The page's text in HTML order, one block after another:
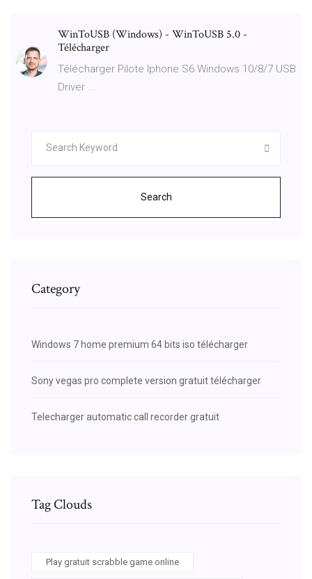
WinToUSB (Windows) - WinToUSB 5.0 -
Télécharger
Télécharger Pilote Iphone S6 Windows 10/8/7 USB
Driver ...
Search
Category
Windows 7 home premium 64 bits iso télécharger
Sony vegas pro complete version gratuit télécharger
Telecharger automatic call recorder gratuit
Tag Clouds
Play gratuit scrabble game online